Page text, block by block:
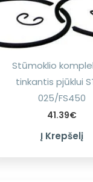
Stūmoklio
tinkantis pjūklui
025/FS450
41.39€
Į Krepšelį